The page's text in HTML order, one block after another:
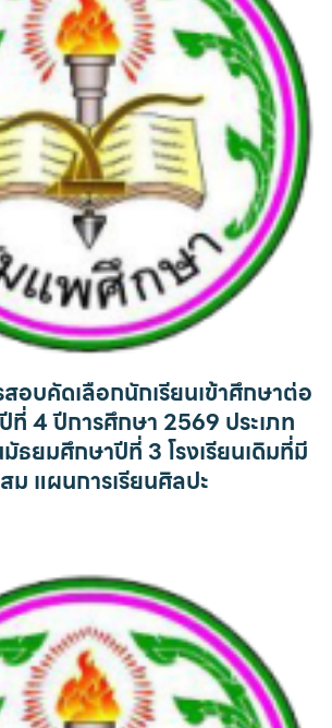
อบคัดเลือกนักเรียนเข้าศึกษาต่อ
4 ปีการศึกษา 2569 ประเภท
ธยมศึกษาปีที่ 3 โรงเรียนเดิมที่มี
ม แผนการเรียนศิลปะ